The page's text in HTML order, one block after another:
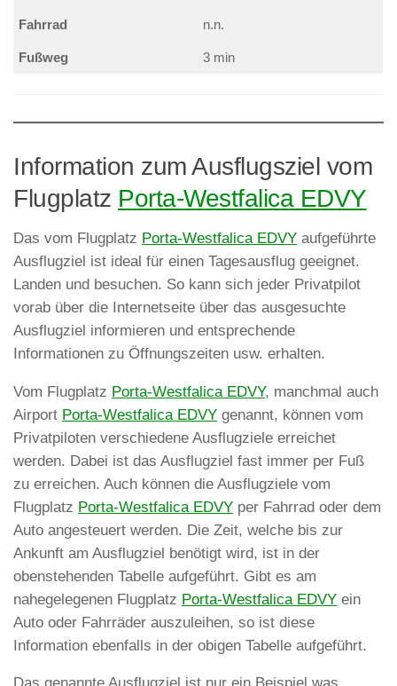
Fahrrad n.n.
Fußweg 3 min
Information zum Ausflugsziel vom
Flugplatz Porta-Westfalica EDVY
Das vom Flugplatz Porta-Westfalica EDVY aufgeführte
Ausflugziel ist ideal für einen Tagesausflug geeignet.
Landen und besuchen. So kann sich jeder Privatpilot
vorab über die Internetseite über das ausgesuchte
Ausflugziel informieren und entsprechende
Informationen zu Öffnungszeiten usw. erhalten.
Vom Flugplatz Porta-Westfalica EDVY, manchmal auch
Airport Porta-Westfalica EDVY genannt, können vom
Privatpiloten verschiedene Ausflugziele erreichet
werden. Dabei ist das Ausflugziel fast immer per Fuß
zu erreichen. Auch können die Ausflugziele vom
Flugplatz Porta-Westfalica EDVY per Fahrrad oder dem
Auto angesteuert werden. Die Zeit, welche bis zur
Ankunft am Ausflugziel benötigt wird, ist in der
obenstehenden Tabelle aufgeführt. Gibt es am
nahegelegenen Flugplatz Porta-Westfalica EDVY ein
Auto oder Fahrräder auszuleihen, so ist diese
Information ebenfalls in der obigen Tabelle aufgeführt.